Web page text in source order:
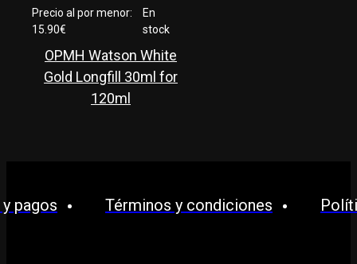
Precio al por menor:
15.90€
En
stock
OPMH Watson White
Gold Longfill 30ml for
120ml
pagos Términos y condiciones